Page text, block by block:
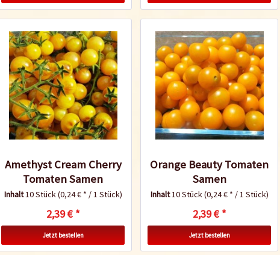
Amethyst Cream Cherry
Tomaten Samen
Inhalt10 Stück(0,24 € * / 1 Stück)
2,39 € *
Jetzt bestellen
Orange Beauty Tomaten
Samen
Inhalt10 Stück(0,24 € * / 1 Stück)
2,39 € *
Jetzt bestellen